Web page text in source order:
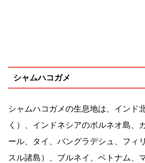
シャムハコガメ
シャムハコガメの生息地は、インド
く）、インドネシアのボルネオ島、
ール、タイ、バングラデシュ、フィ
スル諸島）、ブルネイ、ベトナム、